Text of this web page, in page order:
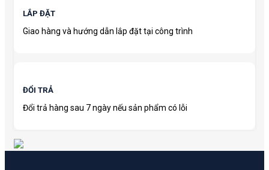
LẮP ĐẶT
Giao hàng và hướng dẫn lắp đặt tại công trình
ĐỔI TRẢ
Đổi trả hàng sau 7 ngày nếu sản phẩm có lỗi